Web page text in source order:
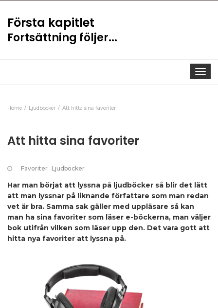
Första kapitlet
Fortsättning följer...
Toggle
Home Ljudböcker Att hitta sina favoriter
Att hitta sina favoriter
Favoriter Ljudböcker
Har man börjat att lyssna på ljudböcker så blir det lätt
att man lyssnar på liknande författare som man redan
vet är bra. Samma sak gäller med uppläsare så kan
man ha sina favoriter som läser e-böckerna, man väljer
bok utifrån vilken som läser upp den. Det vara gott att
hitta nya favoriter att lyssna på.